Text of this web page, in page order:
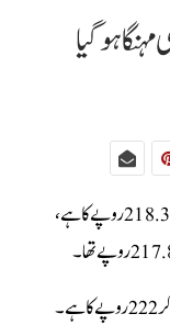
ہوگیا
انٹربینک میں کاروبار کے اختتام پر ڈالر 50 پیسے مہنگا ہوکر 218.38 روپےکا ہے،